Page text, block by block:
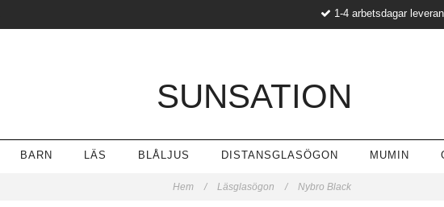
1-4 arbetsdagar
SUNSATION
BARN LÄS BLÅLJUS DISTANSGLASÖGON MUMIN
Hem / Läsglasögon / Nybro Black